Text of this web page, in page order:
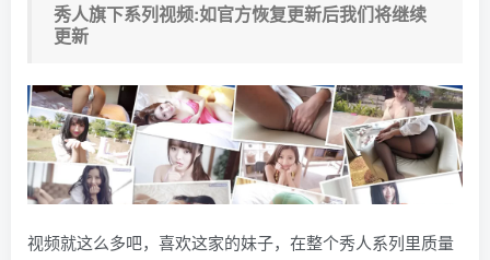
秀人旗下系列视频:如官方恢复更新后我们将继续
更新
视频就这么多吧，喜欢这家的妹子，在整个秀人系列里质量